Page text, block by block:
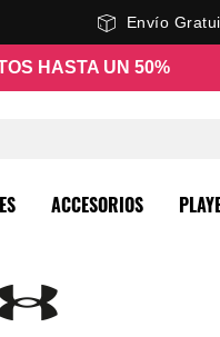
Envío
HASTA UN 50%
ACCESORIOS